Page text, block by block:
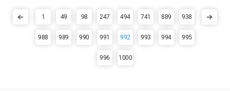
1 49 98 247 494 741 889 938
988 989 990 991 992 993 994 995
996 1000